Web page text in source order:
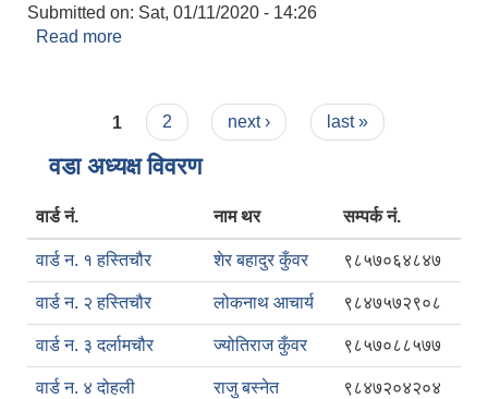
Submitted on: Sat, 01/11/2020 - 14:26
Read more
Pages
1 2 next › last »
वडा अध्यक्ष विवरण
वार्ड नं. नाम थर सम्पर्क नं.
वार्ड न. १ हस्तिचौर शेर बहादुर कुँवर ९८५७०६४८४७
वार्ड न. २ हस्तिचौर लोकनाथ आचार्य ९८४७५७२९०८
वार्ड न. ३ दर्लामचौर ज्योतिराज कुँवर ९८५७०८८५७७
वार्ड न. ४ दोहली राजु बस्नेत ९८४७२०४२०४